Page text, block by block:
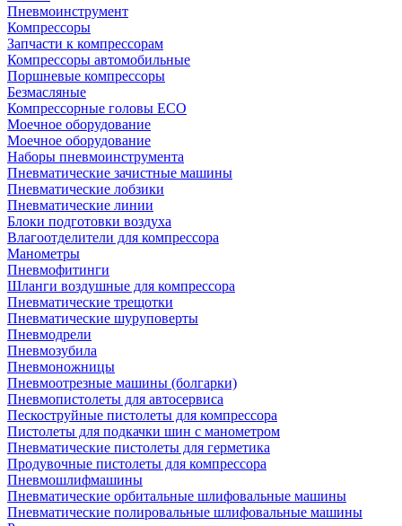
Пневмоинструмент
Компрессоры
Запчасти к компрессорам
Компрессоры автомобильные
Поршневые компрессоры
Безмасляные
Компрессорные головы ECO
Моечное оборудование
Моечное оборудование
Наборы пневмоинструмента
Пневматические зачистные машины
Пневматические лобзики
Пневматические линии
Блоки подготовки воздуха
Влагоотделители для компрессора
Манометры
Пневмофитинги
Шланги воздушные для компрессора
Пневматические трещотки
Пневматические шуруповерты
Пневмодрели
Пневмозубила
Пневмоножницы
Пневмоотрезные машины (болгарки)
Пневмопистолеты для автосервиса
Пескоструйные пистолеты для компрессора
Пистолеты для подкачки шин с манометром
Пневматические пистолеты для герметика
Продувочные пистолеты для компрессора
Пневмошлифмашины
Пневматические орбитальные шлифовальные машины
Пневматические полировальные шлифовальные машины